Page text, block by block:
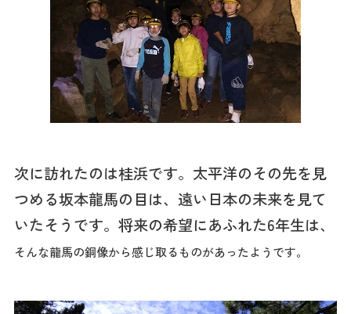
次に訪れたのは桂浜です。太平洋のその先を見
つめる坂本龍馬の目は、遠い日本の未来を見て
いたそうです。将来の希望にあふれた6年生は、
そんな龍馬の銅像から感じ取るものがあったようです。